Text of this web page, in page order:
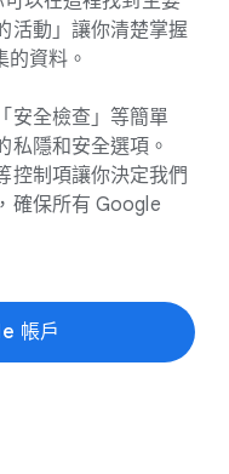
活動」​讓​你​清楚​掌握​
資料。
安全​檢查」​等​簡單​
私隱​和​安全​選​項。​
控制​項​讓​你​決定​我們​
確保​所有 Google
帳戶